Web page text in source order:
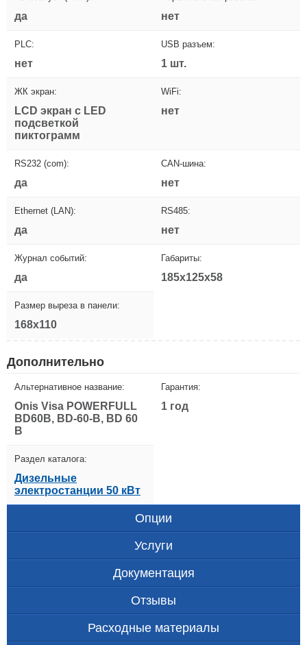
да нет
PLC:
нет
USB разъем:
1 шт.
ЖК экран:
LCD экран с LED
подсветкой
пиктограмм
WiFi:
нет
RS232 (com):
да
CAN-шина:
нет
Ethernet (LAN):
да
RS485:
нет
Журнал событий:
да
Габариты:
185x125x58
Размер выреза в панели:
168x110
Дополнительно
Альтернативное название:
Onis Visa POWERFULL
BD60B, BD-60-B, BD 60
B
Гарантия:
1 год
Раздел каталога:
Дизельные
электростанции 50 кВт
Опции
Услуги
Документация
Отзывы
Расходные материалы